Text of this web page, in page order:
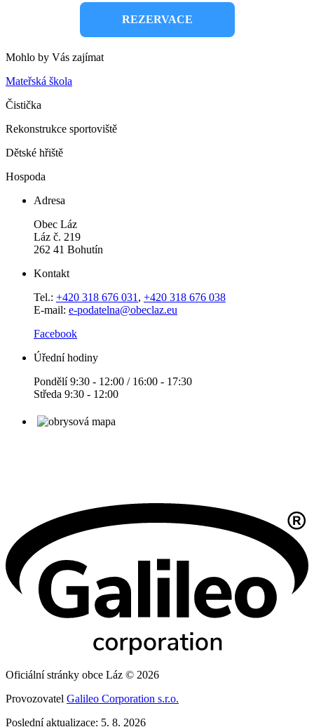
REZERVACE
Mohlo by Vás zajímat
Mateřská škola
Čistička
Rekonstrukce sportoviště
Dětské hřiště
Hospoda
Adresa
Obec Láz
Láz č. 219
262 41 Bohutín
Kontakt
Tel.: +420 318 676 031 , +420 318 676 038
E-mail: e-podatelna@obeclaz.eu
Facebook
Úřední hodiny
Pondělí 9:30 - 12:00 / 16:00 - 17:30
Středa 9:30 - 12:00
Oficiální stránky obce Láz © 2026
Provozovatel Galileo Corporation s.r.o.
Poslední aktualizace: 5. 8. 2026